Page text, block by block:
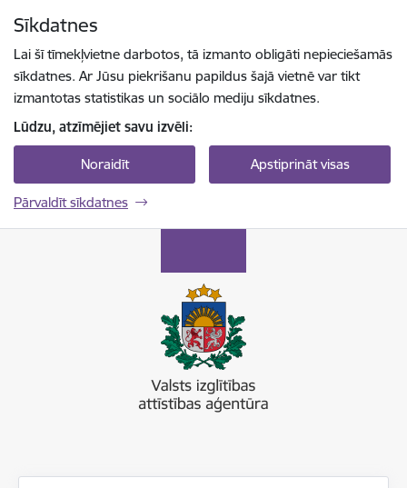
Sīkdatnes
Lai šī tīmekļvietne darbotos, tā izmanto obligāti nepieciešamās
sīkdatnes. Ar Jūsu piekrišanu papildus šajā vietnē var tikt
izmantotas statistikas un sociālo mediju sīkdatnes.
Lūdzu, atzīmējiet savu izvēli:
Noraidīt Apstiprināt visas
Pārvaldīt sīkdatnes